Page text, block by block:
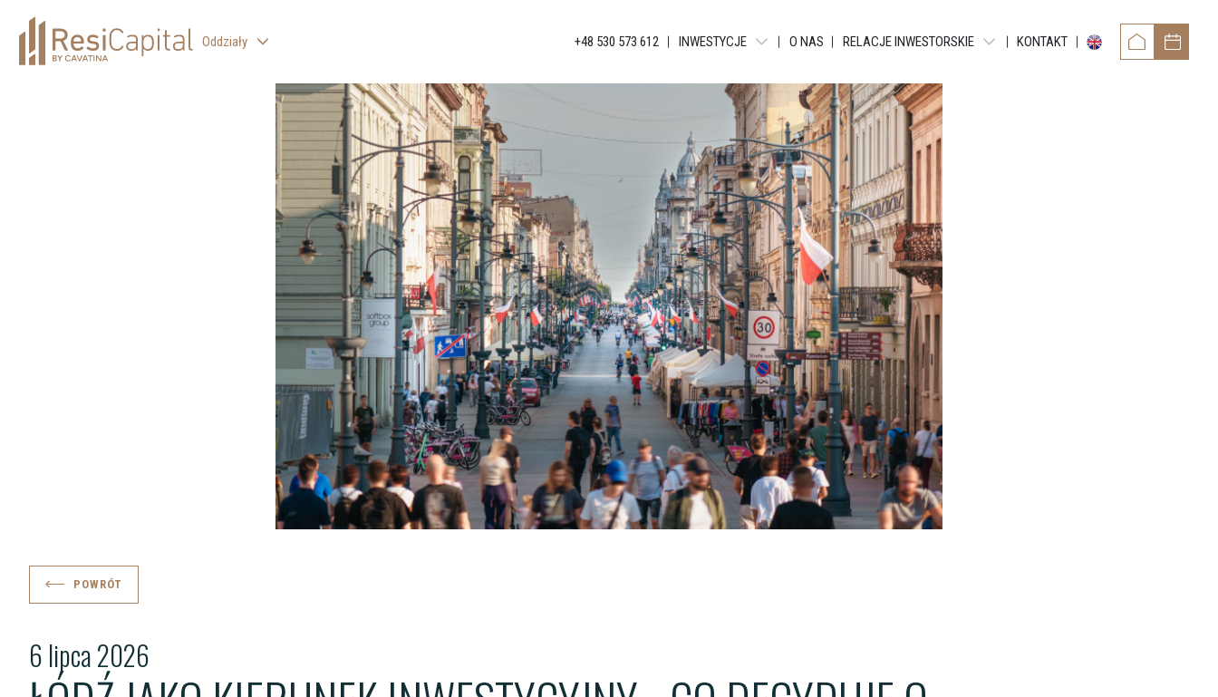
Oddziały
BIELSKO-BIAŁA
+48 530 573 612 INWESTYCJE
WARSZAWA - LIBERTY TOWER
BIELSKO-BIAŁA - APARTAMENTY REYTANA
KATOWICE - JANKEGO
KATOWICE - KATOWICKA RESIDENCE
KATOWICE - GLOBAL APARTMENTS
KATOWICE - BELG APARTMENTS
KATOWICE - APARTAMENTY GRUNDMANNA
ŁÓDŹ - TUWIMA APARTMENTS
ŁÓDŹ - TUWIMA RESIDENCE
ŁÓDŹ - WIMA A APARTMENTS
ŁÓDŹ - WIMA APARTMENTS
WROCŁAW - QUORUM TOWER
O NAS RELACJE INWESTORSKIE
RAPORTY OKRESOWE
RAPORTY BIEŻĄCE EBI
RAPORTY BIEŻĄCE ESPI
POZOSTAŁE DOKUMENTY
OBLIGACJE
KONTAKT
6 lipca 2026
POWRÓT